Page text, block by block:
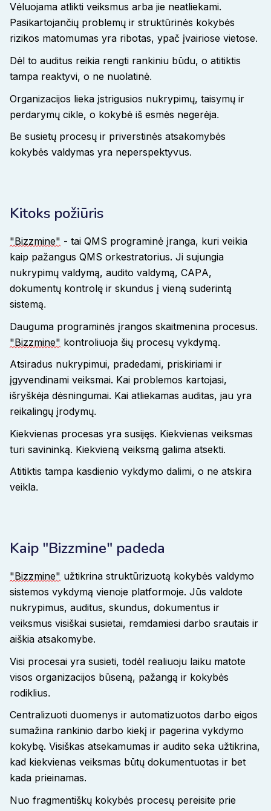
Vėluojama atlikti veiksmus arba jie neatliekami.
Pasikartojančių problemų ir struktūrinės kokybės
rizikos matomumas yra ribotas, ypač įvairiose vietose.
Dėl to auditus reikia rengti rankiniu būdu, o atitiktis
tampa reaktyvi, o ne nuolatinė.
Organizacijos lieka įstrigusios nukrypimų, taisymų ir
perdarymų cikle, o kokybė iš esmės negerėja.
Be susietų procesų ir priverstinės atsakomybės
kokybės valdymas yra neperspektyvus.
Kitoks požiūris
"Bizzmine" - tai QMS programinė įranga, kuri veikia
kaip pažangus QMS orkestratorius. Ji sujungia
nukrypimų valdymą, audito valdymą, CAPA,
dokumentų kontrolę ir skundus į vieną suderintą
sistemą.
Dauguma programinės įrangos skaitmenina procesus.
"Bizzmine" kontroliuoja šių procesų vykdymą.
Atsiradus nukrypimui, pradedami, priskiriami ir
įgyvendinami veiksmai. Kai problemos kartojasi,
išryškėja dėsningumai. Kai atliekamas auditas, jau yra
reikalingų įrodymų.
Kiekvienas procesas yra susijęs. Kiekvienas veiksmas
turi savininką. Kiekvieną veiksmą galima atsekti.
Atitiktis tampa kasdienio vykdymo dalimi, o ne atskira
veikla.
Kaip "Bizzmine" padeda
"Bizzmine" užtikrina struktūrizuotą kokybės valdymo
sistemos vykdymą vienoje platformoje. Jūs valdote
nukrypimus, auditus, skundus, dokumentus ir
veiksmus visiškai susietai, remdamiesi darbo srautais ir
aiškia atsakomybe.
Visi procesai yra susieti, todėl realiuoju laiku matote
visos organizacijos būseną, pažangą ir kokybės
rodiklius.
Centralizuoti duomenys ir automatizuotos darbo eigos
sumažina rankinio darbo kiekį ir pagerina vykdymo
kokybę. Visiškas atsekamumas ir audito seka užtikrina,
kad kiekvienas veiksmas būtų dokumentuotas ir bet
kada prieinamas.
Nuo fragmentiškų kokybės procesų pereisite prie